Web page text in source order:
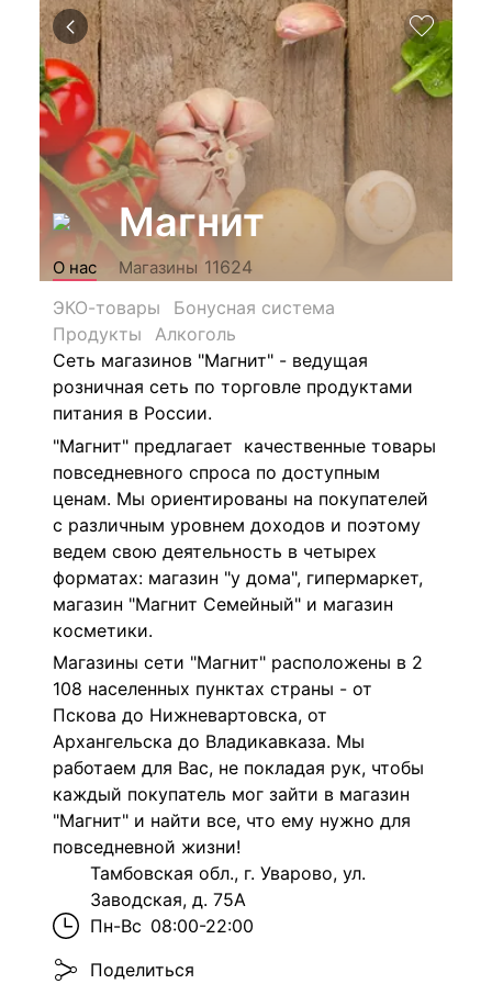
Магнит
О нас Магазины 11624
ЭКО-товары
Бонусная система
Продукты
Алкоголь
Сеть магазинов "Магнит" - ведущая
розничная сеть по торговле продуктами
питания в России.
"Магнит" предлагает качественные товары
повседневного спроса по доступным
ценам. Мы ориентированы на покупателей
с различным уровнем доходов и поэтому
ведем свою деятельность в четырех
форматах: магазин "у дома", гипермаркет,
магазин "Магнит Семейный" и магазин
косметики.
Магазины сети "Магнит" расположены в 2
108 населенных пунктах страны - от
Пскова до Нижневартовска, от
Архангельска до Владикавказа. Мы
работаем для Вас, не покладая рук, чтобы
каждый покупатель мог зайти в магазин
"Магнит" и найти все, что ему нужно для
повседневной жизни!
Тамбовская обл., г. Уварово, ул.
Заводская, д. 75А
Пн-Вс 08:00-22:00
Поделиться